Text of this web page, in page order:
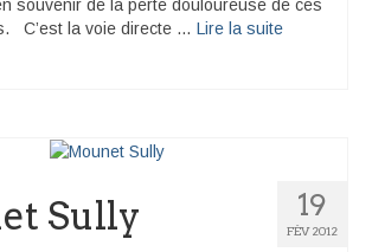
souvenir de la perte douloureuse de ces
C’est la voie directe … Lire la suite­­
19
FÉV 2012
Sully